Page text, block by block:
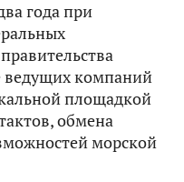
года при
ведущих компаний
площадкой
обмена
морской